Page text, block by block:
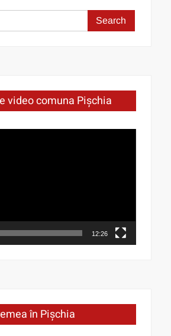
Search
for:
video comuna Pișchia
12:26
în Pișchia